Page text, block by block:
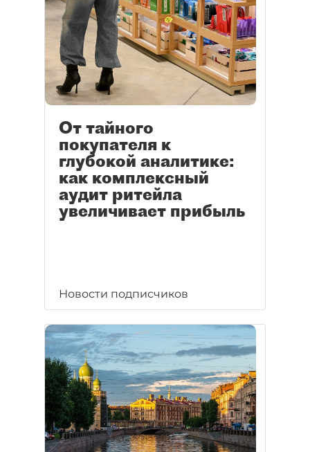
От тайного
покупателя к
глубокой аналитике:
как комплексный
аудит ритейла
увеличивает прибыль
Новости подписчиков